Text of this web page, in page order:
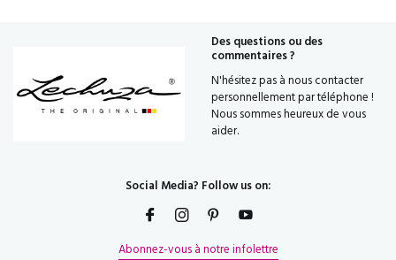
En cliquant sur le bouton, vous acceptez lesprivacy conditions
Des questions ou des
commentaires ?
N'hésitez pas à nous contacter
personnellement par téléphone !
Nous sommes heureux de vous
aider.
Social Media? Follow us on:
Abonnez-vous à notre infolettre